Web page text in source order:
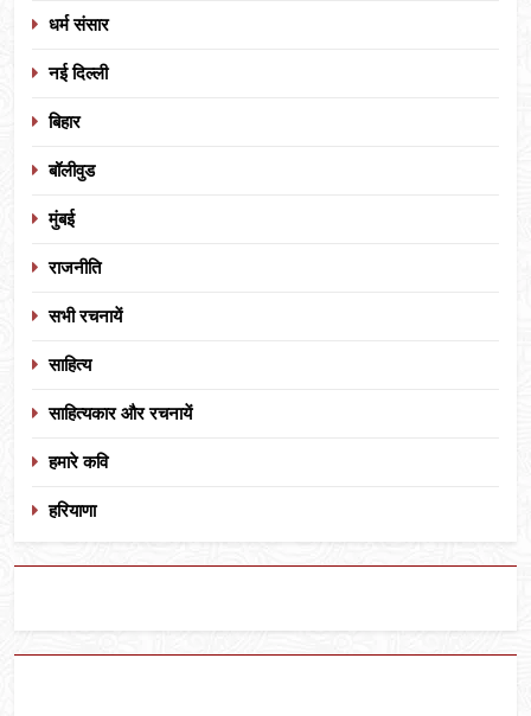
धर्म संसार
नई दिल्ली
बिहार
बॉलीवुड
मुंबई
राजनीति
सभी रचनायें
साहित्य
साहित्यकार और रचनायें
हमारे कवि
हरियाणा